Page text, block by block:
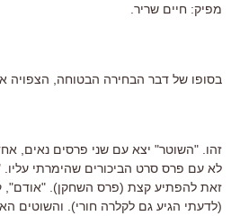
מפיק: חיים שריר.
בסופו של דבר הבחירה הבטוחה, הצפויה
זהו. "השוטר" יצא עם שני פרסים נאים,
לא עם פרס סרט הביכורים שהימרתי עליו.
זאת להפתיע קצת (פרס השחקן). "אודם",
(לדעתי הגיע גם לקלרה חורי). והשוטים